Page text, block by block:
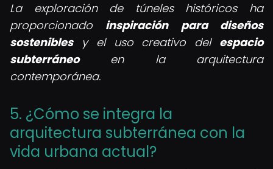
La exploración de túneles históricos ha
proporcionado inspiración para diseños
sosteniblesy el uso creativo del espacio
subterráneoen la arquitectura
contemporánea.
5. ¿Cómo se integra la
arquitectura subterránea con la
vida urbana actual?